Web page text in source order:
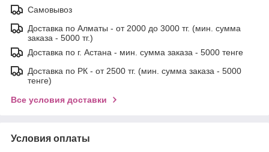
Самовывоз
Доставка по Алматы - от 2000 до 3000 тг. (мин. сумма
заказа - 5000 тг.)
Доставка по г. Астана - мин. сумма заказа - 5000 тенге
Доставка по РК - от 2500 тг. (мин. сумма заказа - 5000
тенге)
Все условия доставки
Условия оплаты